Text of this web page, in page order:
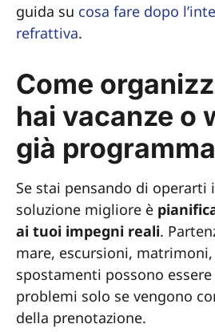
guida su cosa fare dopo
refrattiva.
Come
hai vacanze o
già
Se stai pensando di operarti
soluzione migliore è
ai tuoi impegni reali.
mare, escursioni,
spostamenti possono
problemi solo se vengono
della prenotazione.